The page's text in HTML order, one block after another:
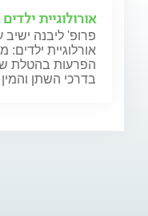
אורולוגיית ילדים
פרופ' ליבנה
אורלוגיית ילדים:
הפרעות בהטלת
בדרכי השתן והמין